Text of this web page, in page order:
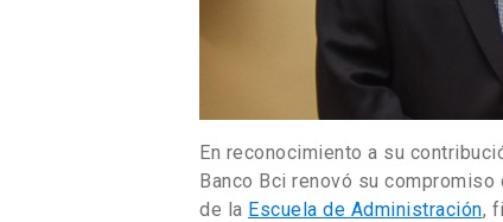
En reconocimiento a su
Banco Bci renovó su
de la Escuela de Administración,